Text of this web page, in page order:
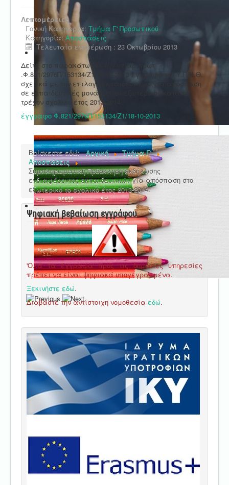
Λεπτομέρειες
Γονική Κατηγορία: Τμήμα Γ' Προσωπικού
Κατηγορία: Αποσπάσεις
Τελευταία ενημέρωση : 23 Οκτωβρίου 2013
Δείτε στο παρακάτω link την υπ΄αρ.πρωτ
.Φ.821/2976Π/153134/Ζ1/18-10-2013 έγγραφο του Υ.ΠΑΙ.Θ.
σχετικά με την επιλογή εκπαιδευτικών για απόσπαση
σε εκπαιδευτικές μονάδες του εξωτερικού κατά το
τρέχον σχολικό έτος 2013-2014.
έγγραφο Φ.821/2976Π/153134/Ζ1/18-10-2013
Βρίσκεστε εδώ: Αρχική
Τμήμα Γ'
Αποσπάσεις
Συμπληρωματική Πρόσκληση εκδήλωσης
ενδιαφέροντος εκπαιδευτικών για απόσπαση στο
εξωτερικό το σχολικό έτος 2013-2014.
Ψηφιακή βεβαίωση εγγράφου
'Ολα τα έγγραφα προς τις δημόσιες υπηρεσίες
πρέπει να είναι ψηφιακά υπογεγραμμένα.
Ξεκινήστε εδώ.
Διαβάστε την αντίστοιχη νομοθεσία εδώ.